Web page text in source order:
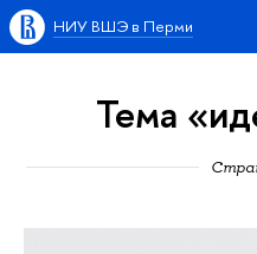
НИУ ВШЭ в Перми
Тема